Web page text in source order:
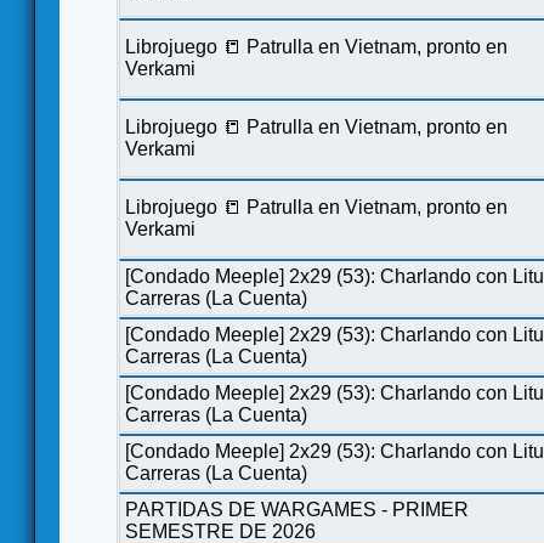
Librojuego 📒 Patrulla en Vietnam, pronto en
Verkami
Librojuego 📒 Patrulla en Vietnam, pronto en
Verkami
Librojuego 📒 Patrulla en Vietnam, pronto en
Verkami
[Condado Meeple] 2x29 (53): Charlando con
Carreras (La Cuenta)
[Condado Meeple] 2x29 (53): Charlando con
Carreras (La Cuenta)
[Condado Meeple] 2x29 (53): Charlando con
Carreras (La Cuenta)
[Condado Meeple] 2x29 (53): Charlando con
Carreras (La Cuenta)
PARTIDAS DE WARGAMES - PRIMER
SEMESTRE DE 2026